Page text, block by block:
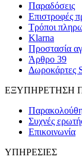
Παραδόσεις
Επιστροφές
Τρόποι
Klarna
Προστασία
Άρθρο 39
Δωροκάρτες
ΕΞΥΠΗΡΕΤΗΣΗ
Συχνές
Επικοινωνία
ΥΠΗΡΕΣΙΕΣ